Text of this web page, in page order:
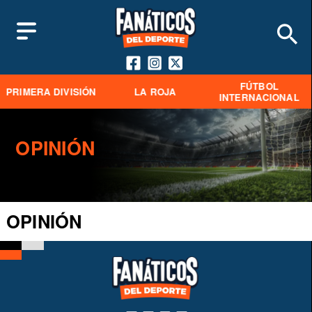
PRIMERA DIVISIÓN LA ROJA
FÚTBOL
INTERNACIONAL
OPINIÓN
OPINIÓN